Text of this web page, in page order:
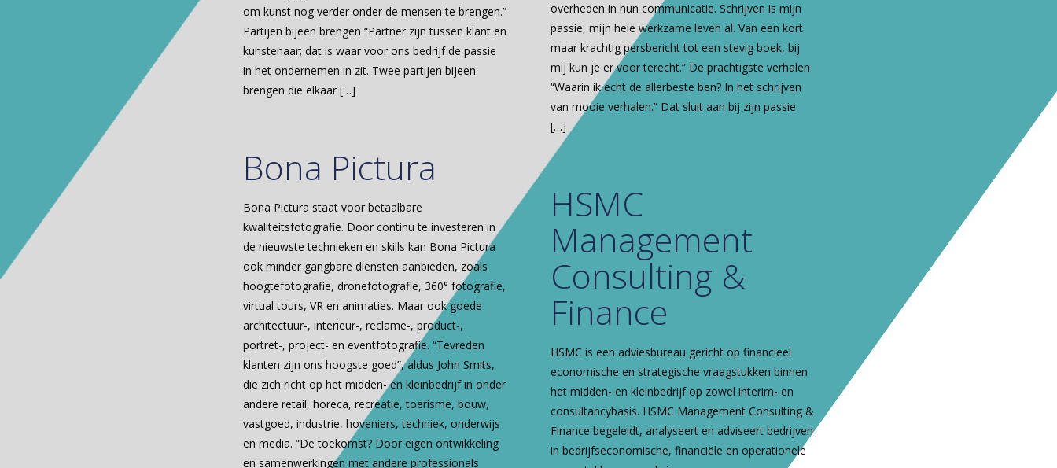
overheden in hun communicatie. Schrijven is mijn
passie, mijn hele werkzame leven al. Van een kort
maar krachtig persbericht tot een stevig boek, bij
mij kun je er voor terecht.” De prachtigste verhalen
“Waarin ik echt de allerbeste ben? In het schrijven
van mooie verhalen.” Dat sluit aan bij zijn passie
[…]
om kunst nog verder onder de mensen te brengen.”
Partijen bijeen brengen “Partner zijn tussen klant en
kunstenaar; dat is waar voor ons bedrijf de passie
in het ondernemen in zit. Twee partijen bijeen
brengen die elkaar[…]
Bona Pictura
Bona Pictura staat voor betaalbare
kwaliteitsfotografie. Door continu te investeren in
de nieuwste technieken en skills kan Bona Pictura
ook minder gangbare diensten aanbieden, zoals
hoogtefotografie, dronefotografie, 360° fotografie,
virtual tours, VR en animaties. Maar ook goede
architectuur-, interieur-, reclame-, product-,
portret-, project- en eventfotografie. “Tevreden
klanten zijn ons hoogste goed”, aldus John Smits,
die zich richt op het midden- en kleinbedrijf in onder
andere retail, horeca, recreatie, toerisme, bouw,
vastgoed, industrie, hoveniers, techniek, onderwijs
en media. “De toekomst? Door eigen ontwikkeling
en samenwerkingen met andere professionals
HSMC
Management
Consulting &
Finance
HSMC is een adviesbureau gericht op financieel
economische en strategische vraagstukken binnen
het midden- en kleinbedrijf op zowel interim- en
consultancybasis. HSMC Management Consulting &
Finance begeleidt, analyseert en adviseert bedrijven
in bedrijfseconomische, financiële en operationele